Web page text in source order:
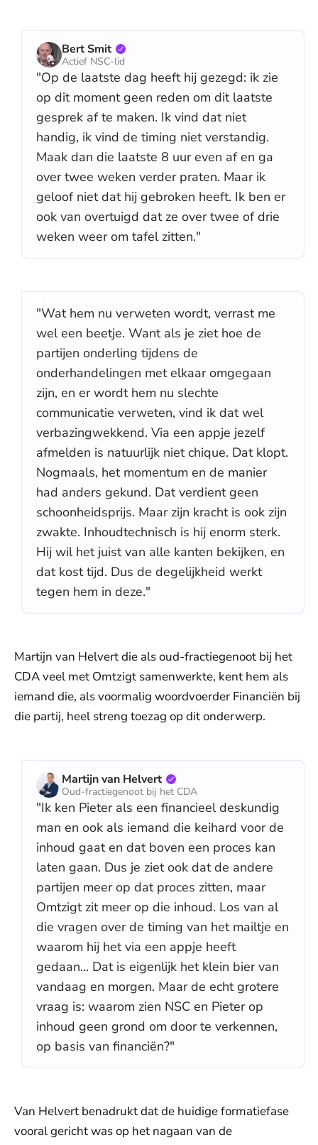
Bert Smit
Actief NSC-lid
"Op de laatste dag heeft hij gezegd: ik zie
op dit moment geen reden om dit laatste
gesprek af te maken. Ik vind dat niet
handig, ik vind de timing niet verstandig.
Maak dan die laatste 8 uur even af en ga
over twee weken verder praten. Maar ik
geloof niet dat hij gebroken heeft. Ik ben er
ook van overtuigd dat ze over twee of drie
weken weer om tafel zitten."
"Wat hem nu verweten wordt, verrast me
wel een beetje. Want als je ziet hoe de
partijen onderling tijdens de
onderhandelingen met elkaar omgegaan
zijn, en er wordt hem nu slechte
communicatie verweten, vind ik dat wel
verbazingwekkend. Via een appje jezelf
afmelden is natuurlijk niet chique. Dat klopt.
Nogmaals, het momentum en de manier
had anders gekund. Dat verdient geen
schoonheidsprijs. Maar zijn kracht is ook zijn
zwakte. Inhoudtechnisch is hij enorm sterk.
Hij wil het juist van alle kanten bekijken, en
dat kost tijd. Dus de degelijkheid werkt
tegen hem in deze."
Martijn van Helvert die als oud-fractiegenoot bij het
CDA veel met Omtzigt samenwerkte, kent hem als
iemand die, als voormalig woordvoerder Financiën bij
die partij, heel streng toezag op dit onderwerp.
Martijn van Helvert
Oud-fractiegenoot bij het CDA
"Ik ken Pieter als een financieel deskundig
man en ook als iemand die keihard voor de
inhoud gaat en dat boven een proces kan
laten gaan. Dus je ziet ook dat de andere
partijen meer op dat proces zitten, maar
Omtzigt zit meer op die inhoud. Los van al
die vragen over de timing van het mailtje en
waarom hij het via een appje heeft
gedaan... Dat is eigenlijk het klein bier van
vandaag en morgen. Maar de echt grotere
vraag is: waarom zien NSC en Pieter op
inhoud geen grond om door te verkennen,
op basis van financiën?"
Van Helvert benadrukt dat de huidige formatiefase
vooral gericht was op het nagaan van de